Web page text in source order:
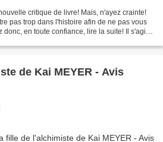
critique de livre! Mais, n'ayez crainte!
pas trop dans l'histoire afin de ne pas vous
donc, en toute confiance, lire la suite! Il s'agit
de Kai MEYER - Avis